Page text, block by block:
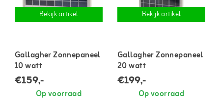
Bekijk artikel
Gallagher Zonnepaneel
10 watt
€159,-
Op voorraad
Bekijk artikel
Gallagher Zonnepaneel
20 watt
€199,-
Op voorraad